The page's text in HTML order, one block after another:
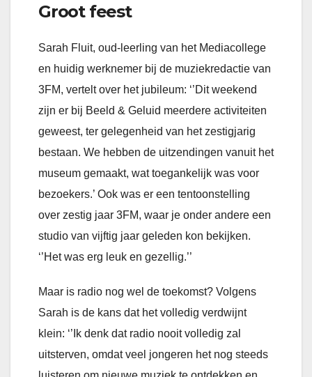
Groot feest
Sarah Fluit, oud-leerling van het Mediacollege
en huidig werknemer bij de muziekredactie van
3FM, vertelt over het jubileum: ‘’Dit weekend
zijn er bij Beeld & Geluid meerdere activiteiten
geweest, ter gelegenheid van het zestigjarig
bestaan. We hebben de uitzendingen vanuit het
museum gemaakt, wat toegankelijk was voor
bezoekers.’ Ook was er een tentoonstelling
over zestig jaar 3FM, waar je onder andere een
studio van vijftig jaar geleden kon bekijken.
‘’Het was erg leuk en gezellig.’’
Maar is radio nog wel de toekomst? Volgens
Sarah is de kans dat het volledig verdwijnt
klein: ‘’Ik denk dat radio nooit volledig zal
uitsterven, omdat veel jongeren het nog steeds